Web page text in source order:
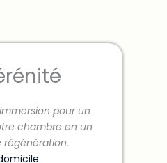
pour un
chambre en un